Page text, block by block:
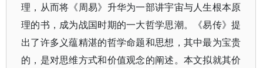
理，从而将《周易》升华为一部讲宇宙与人生根本原
理的书，成为战国时期的一大哲学思潮。《易传》提
出了许多义蕴精湛的哲学命题和思想，其中最为宝贵
的，是对思维方式和价值观念的阐述。本文拟就其价